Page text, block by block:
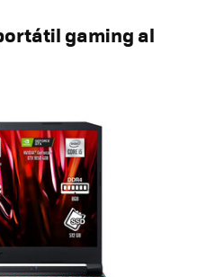
gaming al